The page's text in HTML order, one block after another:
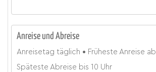
Anreise und Abreise
Anreisetag täglich Früheste Anreise ab
Späteste Abreise bis 10 Uhr